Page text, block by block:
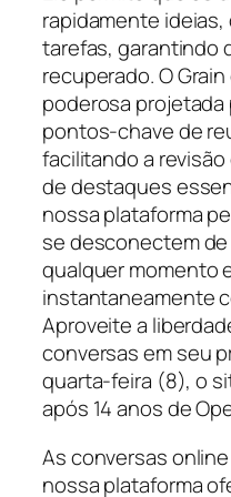
rapidamente
tarefas, garantindo
recuperado. O
poderosa projetada
pontos-chave de
facilitando a
de destaques
nossa plataforma
se desconectem
qualquer momento
instantaneamente
Aproveite a
conversas em seu
quarta-feira (8), o
após 14 anos de
As conversas
nossa plataforma